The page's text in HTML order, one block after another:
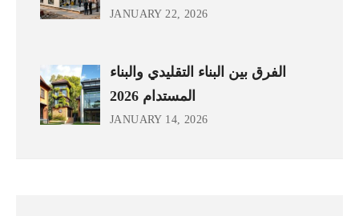
JANUARY 22, 2026
الفرق بين البناء التقليدي والبناء
المستدام 2026
JANUARY 14, 2026